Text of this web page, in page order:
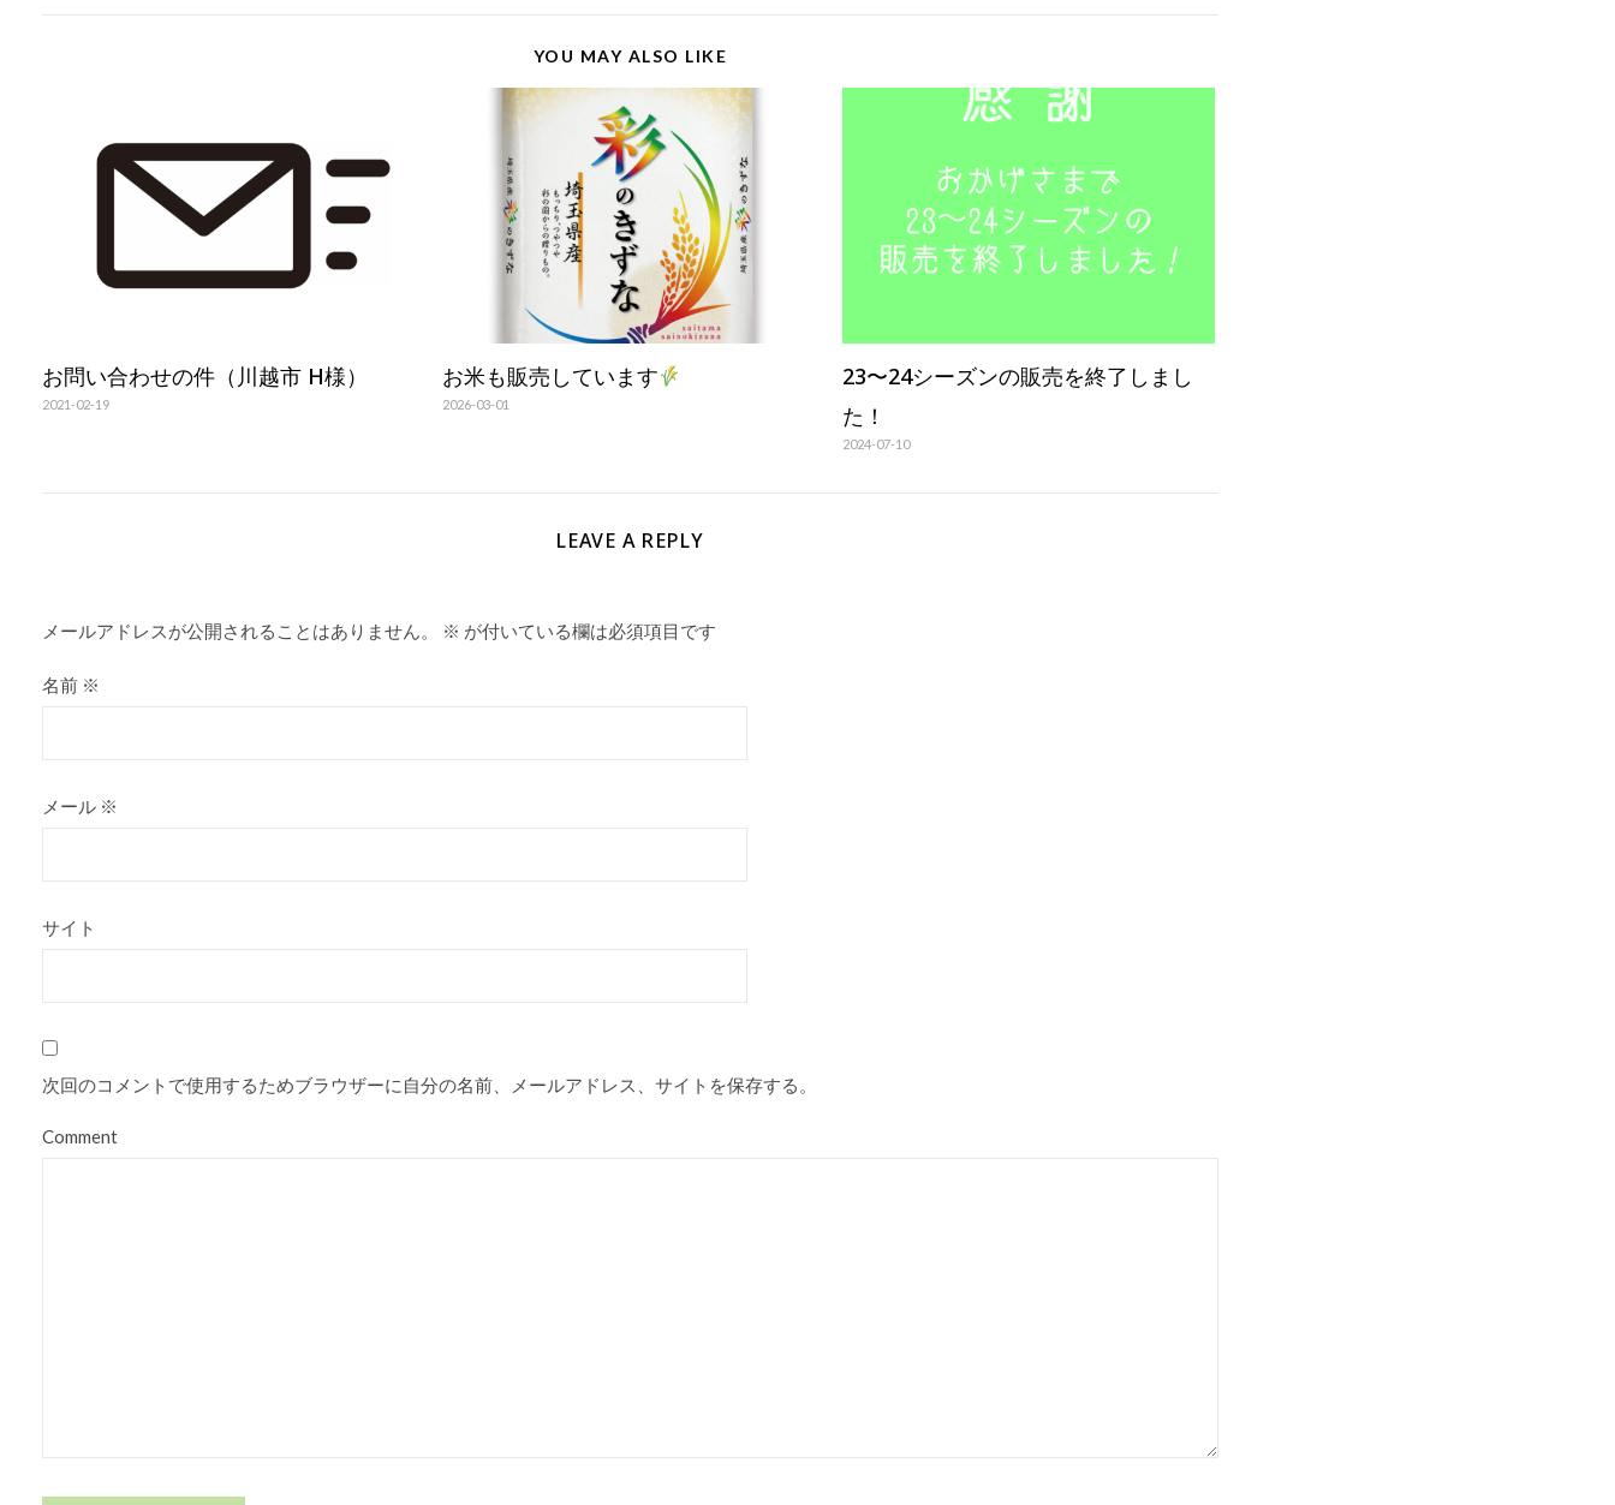
YOU MAY ALSO LIKE
お問い合わせの件（川越市 H様）
2021-02-19
お米も販売しています
2026-03-01
23〜24シーズンの販売を終了しまし
た！
2024-07-10
LEAVE A REPLY
メールアドレスが公開されることはありません。 ※ が付いている欄は必須項目です
名前 ※
メール ※
サイト
次回のコメントで使用するためブラウザーに自分の名前、メールアドレス、サイトを保存する。
Comment